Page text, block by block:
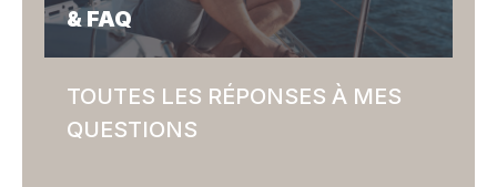
& FAQ
TOUTES LES RÉPONSES À MES
QUESTIONS